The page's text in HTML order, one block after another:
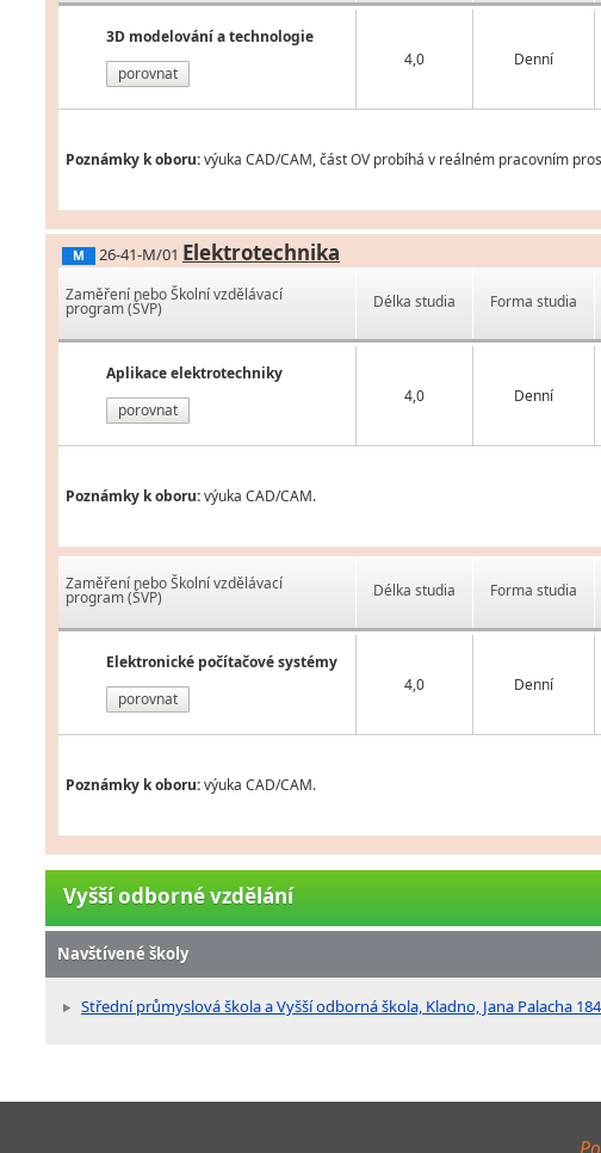
3D modelování a technologie
porovnat
4,0 Denní
Poznámky k oboru:výuka CAD/CAM, část OV probíhá v reálném pracovním
M 26-41-M/01 Elektrotechnika
Zaměření nebo Školní vzdělávací
program (ŠVP)
Aplikace elektrotechniky
porovnat
Délka studia Forma studia
4,0 Denní
Poznámky k oboru:výuka CAD/CAM.
Zaměření nebo Školní vzdělávací
program (ŠVP)
Elektronické počítačové systémy
porovnat
Délka studia Forma studia
4,0 Denní
Poznámky k oboru:výuka CAD/CAM.
Vyšší odborné vzdělání
Navštívené školy
Střední průmyslová škola a Vyšší odborná škola, Kladno, Jana Palacha